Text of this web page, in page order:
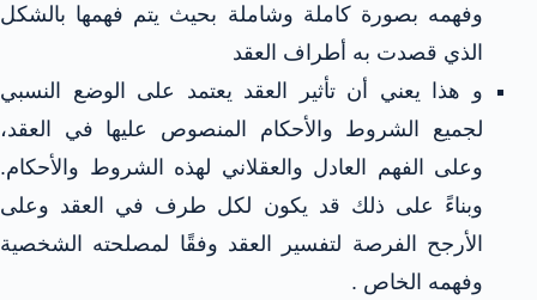
وفهمه بصورة كاملة وشاملة بحيث يتم فهمها بالشكل
الذي قصدت به أطراف العقد
و هذا يعني أن تأثير العقد يعتمد على الوضع النسبي
لجميع الشروط والأحكام المنصوص عليها في العقد،
وعلى الفهم العادل والعقلاني لهذه الشروط والأحكام.
وبناءً على ذلك قد يكون لكل طرف في العقد وعلى
الأرجح الفرصة لتفسير العقد وفقًا لمصلحته الشخصية
وفهمه الخاص .